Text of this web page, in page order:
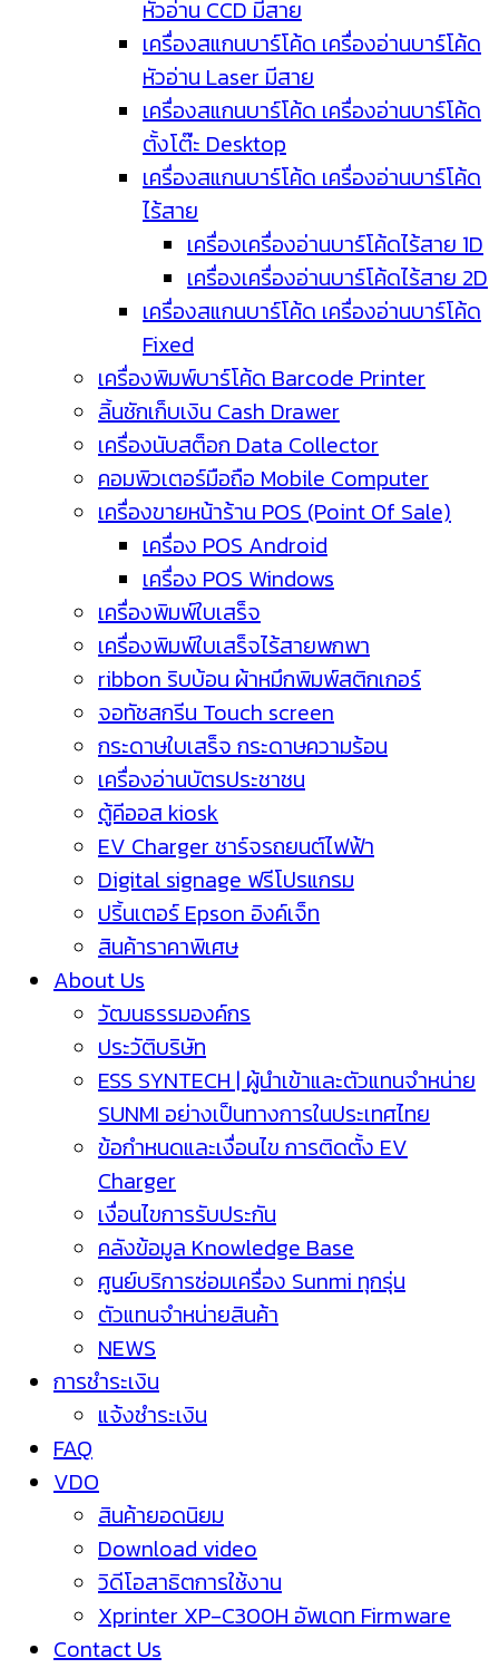
หัวอ่าน CCD มีสาย
เครื่องสแกนบาร์โค้ด เครื่องอ่านบาร์โค้ด
หัวอ่าน Laser มีสาย
เครื่องสแกนบาร์โค้ด เครื่องอ่านบาร์โค้ด
ตั้งโต๊ะ Desktop
เครื่องสแกนบาร์โค้ด เครื่องอ่านบาร์โค้ด
ไร้สาย
เครื่องเครื่องอ่านบาร์โค้ดไร้สาย 1D
เครื่องเครื่องอ่านบาร์โค้ดไร้สาย 2D
เครื่องสแกนบาร์โค้ด เครื่องอ่านบาร์โค้ด
Fixed
เครื่องพิมพ์บาร์โค้ด Barcode Printer
ลิ้นชักเก็บเงิน Cash Drawer
เครื่องนับสต็อก Data Collector
คอมพิวเตอร์มือถือ Mobile Computer
เครื่องขายหน้าร้าน POS (Point Of Sale)
เครื่อง POS Android
เครื่อง POS Windows
เครื่องพิมพ์ใบเสร็จ
เครื่องพิมพ์ใบเสร็จไร้สายพกพา
ribbon ริบบ้อน ผ้าหมึกพิมพ์สติกเกอร์
จอทัชสกรีน Touch screen
กระดาษใบเสร็จ กระดาษความร้อน
เครื่องอ่านบัตรประชาชน
ตู้คีออส kiosk
EV Charger ชาร์จรถยนต์ไฟฟ้า
Digital signage ฟรีโปรแกรม
ปริ้นเตอร์ Epson อิงค์เจ็ท
สินค้าราคาพิเศษ
About Us
วัฒนธรรมองค์กร
ประวัติบริษัท
ESS SYNTECH | ผู้นำเข้าและตัวแทนจำหน่าย
SUNMI อย่างเป็นทางการในประเทศไทย
ข้อกำหนดและเงื่อนไข การติดตั้ง EV
Charger
เงื่อนไขการรับประกัน
คลังข้อมูล Knowledge Base
ศูนย์บริการซ่อมเครื่อง Sunmi ทุกรุ่น
ตัวแทนจำหน่ายสินค้า
NEWS
การชำระเงิน
แจ้งชำระเงิน
FAQ
VDO
สินค้ายอดนิยม
Download video
วิดีโอสาธิตการใช้งาน
Xprinter XP-C300H อัพเดท Firmware
Contact Us